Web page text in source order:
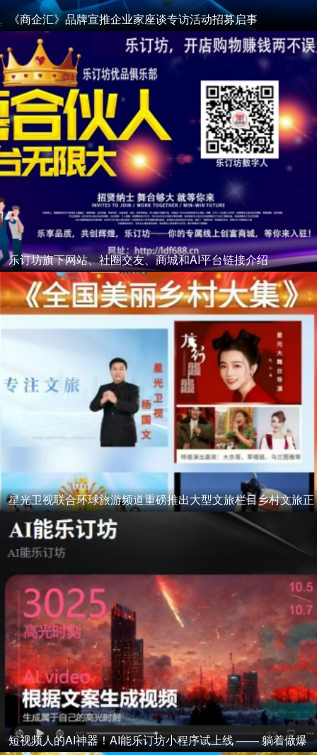
《商企汇》品牌宣推企业家座谈专访活动招募启事
乐订坊旗下网站、社圈交友、商城和AI平台链接介绍
星光卫视联合环球旅游频道重磅推出大型文旅栏目乡村文旅正
式起航
短视频人的AI神器！AI能乐订坊小程序试上线 —— 躺着做爆